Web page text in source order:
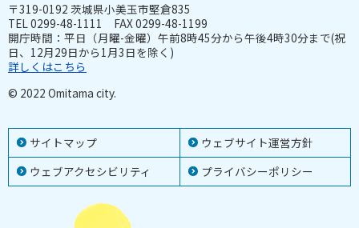
サイトマップ
ウェブサイト運営方針
ウェブアクセシビリティ
プライバシーポリシー
〒319-0192 茨城県小美玉市堅倉835
TEL 0299-48-1111 FAX 0299-48-1199
開庁時間：平日（月曜-金曜）午前8時45分から午後4時30分まで(祝
日、12月29日から1月3日を除く)
詳しくはこちら
© 2022 Omitama city.